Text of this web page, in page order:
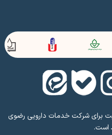
برای شرکت خدمات دارویی رضوی
است.